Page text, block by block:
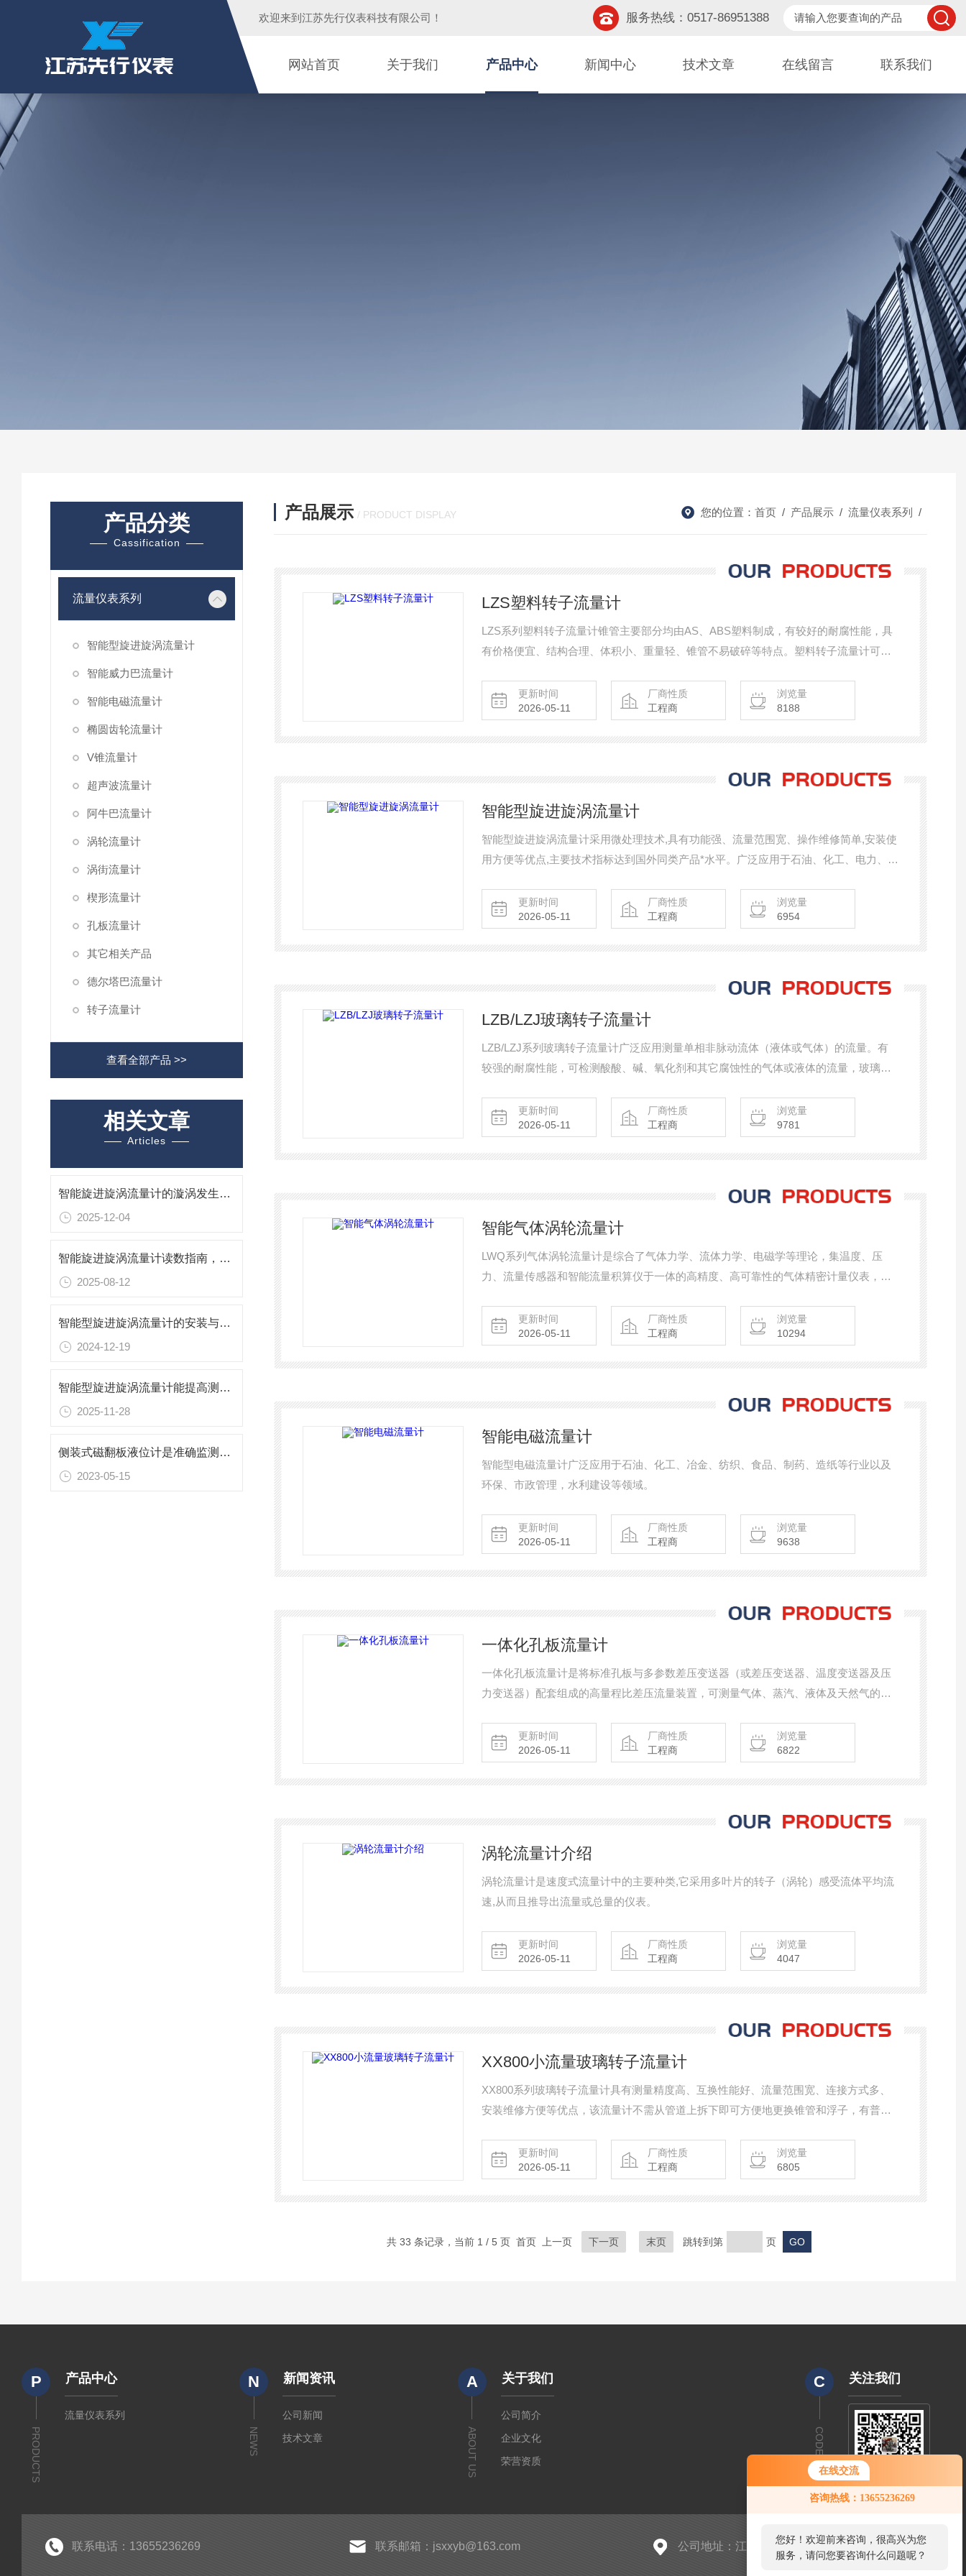
在线交流
咨询热线：13655236269
您好！欢迎前来咨询，很高兴为您
服务，请问您要咨询什么问题呢？
欢迎来到江苏先行仪表科技有限公司！ 服务热线：0517-86951388
网站首页 关于我们 产品中心 新闻中心 技术文章 在线留言 联系我们
产品分类
Cassification
流量仪表系列
智能型旋进旋涡流量计
智能威力巴流量计
智能电磁流量计
椭圆齿轮流量计
V锥流量计
超声波流量计
阿牛巴流量计
涡轮流量计
涡街流量计
楔形流量计
孔板流量计
其它相关产品
德尔塔巴流量计
转子流量计
查看全部产品 >>
相关文章
Articles
智能旋进旋涡流量计的漩涡发生体的作用是
2025-12-04
智能旋进旋涡流量计读数指南，精准获取气体流量数据的全流程解析
2025-08-12
智能型旋进旋涡流量计的安装与保养办法
2024-12-19
智能型旋进旋涡流量计能提高测量准确性和操作便捷性
2025-11-28
侧装式磁翻板液位计是准确监测液位高低的必装仪器
2023-05-15
产品展示 / PRODUCT DISPLAY 您的位置： 首页 / 产品展示 / 流量仪表系列 /
LZS塑料转子流量计
LZS系列塑料转子流量计锥管主要部分均由AS、ABS塑料制成，有较好的耐腐性能，具
有价格便宜、结构合理、体积小、重量轻、锥管不易破碎等特点。塑料转子流量计可广
更新时间
2026-05-11
厂商性质
工程商
浏览量
8188
智能型旋进旋涡流量计
智能型旋进旋涡流量计采用微处理技术,具有功能强、流量范围宽、操作维修简单,安装使
用方便等优点,主要技术指标达到国外同类产品*水平。广泛应用于石油、化工、电力、冶
更新时间
2026-05-11
厂商性质
工程商
浏览量
6954
LZB/LZJ玻璃转子流量计
LZB/LZJ系列玻璃转子流量计广泛应用测量单相非脉动流体（液体或气体）的流量。有
较强的耐腐性能，可检测酸酸、碱、氧化剂和其它腐蚀性的气体或液体的流量，玻璃转
更新时间
2026-05-11
厂商性质
工程商
浏览量
9781
智能气体涡轮流量计
LWQ系列气体涡轮流量计是综合了气体力学、流体力学、电磁学等理论，集温度、压
力、流量传感器和智能流量积算仪于一体的高精度、高可靠性的气体精密计量仪表，具
于天然气、煤制气、液化气、轻烃气体等气体的计量。
更新时间
2026-05-11
厂商性质
工程商
浏览量
10294
智能电磁流量计
智能型电磁流量计广泛应用于石油、化工、冶金、纺织、食品、制药、造纸等行业以及
环保、市政管理，水利建设等领域。
更新时间
2026-05-11
厂商性质
工程商
浏览量
9638
一体化孔板流量计
一体化孔板流量计是将标准孔板与多参数差压变送器（或差压变送器、温度变送器及压
力变送器）配套组成的高量程比差压流量装置，可测量气体、蒸汽、液体及天然气的流
更新时间
2026-05-11
厂商性质
工程商
浏览量
6822
涡轮流量计介绍
涡轮流量计是速度式流量计中的主要种类,它采用多叶片的转子（涡轮）感受流体平均流
速,从而且推导出流量或总量的仪表。
更新时间
2026-05-11
厂商性质
工程商
浏览量
4047
XX800小流量玻璃转子流量计
XX800系列玻璃转子流量计具有测量精度高、互换性能好、流量范围宽、连接方式多、
安装维修方便等优点，该流量计不需从管道上拆下即可方便地更换锥管和浮子，有普通
品、染料、造纸及国防、科研等行业微小流量的测量。
更新时间
2026-05-11
厂商性质
工程商
浏览量
6805
共 33 条记录，当前 1 / 5 页 首页 上一页 下一页 末页 跳转到第 页
P
PRODUCTS
产品中心
流量仪表系列
N
NEWS
新闻资讯
公司新闻
技术文章
A
ABOUT US
关于我们
公司简介
企业文化
荣营资质
C
CODE
关注我们
联系电话：13655236269 联系邮箱：jsxxyb@163.com 公司地址：江苏金湖经济开发区神华大道361号